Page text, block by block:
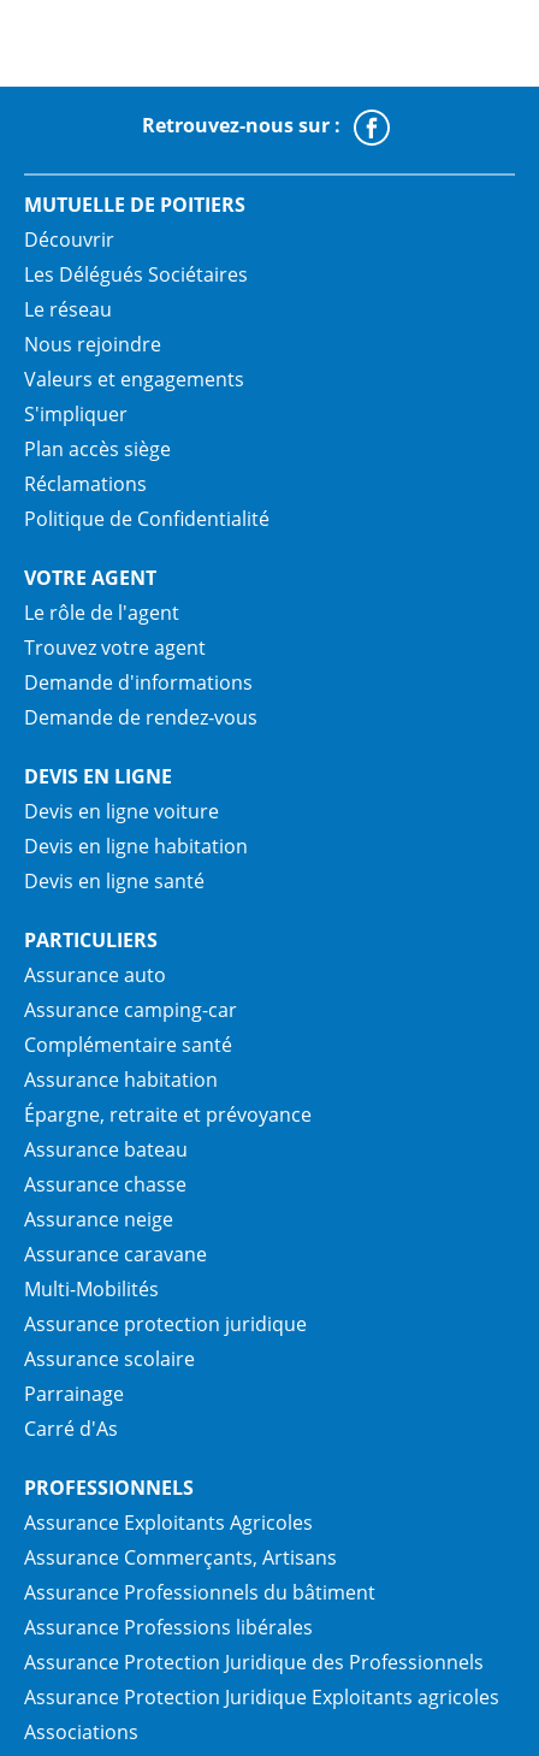
Retrouvez-nous sur :
MUTUELLE DE POITIERS
Découvrir
Les Délégués Sociétaires
Le réseau
Nous rejoindre
Valeurs et engagements
S'impliquer
Plan accès siège
Réclamations
Politique de Confidentialité
VOTRE AGENT
Le rôle de l'agent
Trouvez votre agent
Demande d'informations
Demande de rendez-vous
DEVIS EN LIGNE
Devis en ligne voiture
Devis en ligne habitation
Devis en ligne santé
PARTICULIERS
Assurance auto
Assurance camping-car
Complémentaire santé
Assurance habitation
Épargne, retraite et prévoyance
Assurance bateau
Assurance chasse
Assurance neige
Assurance caravane
Multi-Mobilités
Assurance protection juridique
Assurance scolaire
Parrainage
Carré d'As
PROFESSIONNELS
Assurance Exploitants Agricoles
Assurance Commerçants, Artisans
Assurance Professionnels du bâtiment
Assurance Professions libérales
Assurance Protection Juridique des Professionnels
Assurance Protection Juridique Exploitants agricoles
Associations